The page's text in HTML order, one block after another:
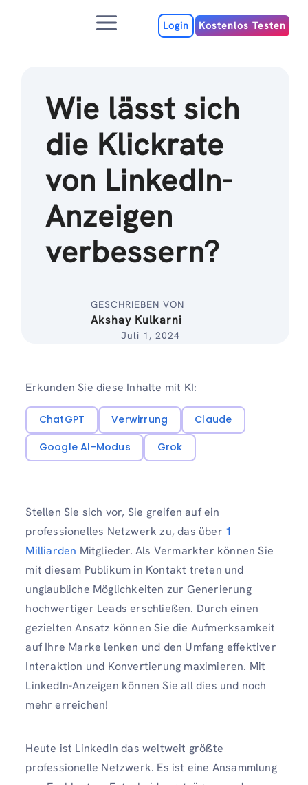
MenuLogin Kostenlos Testen
Wie lässt sich
die Klickrate
von LinkedIn-
Anzeigen
verbessern?
GESCHRIEBEN VON
Akshay Kulkarni
Juli 1, 2024
Erkunden Sie diese Inhalte mit KI:
ChatGPT Verwirrung
Claude
Google AI-Modus
Grok
Stellen Sie sich vor, Sie greifen auf ein
professionelles Netzwerk zu, das über 1
Milliarden Mitglieder. Als Vermarkter können Sie
mit diesem Publikum in Kontakt treten und
unglaubliche Möglichkeiten zur Generierung
hochwertiger Leads erschließen. Durch einen
gezielten Ansatz können Sie die Aufmerksamkeit
auf Ihre Marke lenken und den Umfang effektiver
Interaktion und Konvertierung maximieren. Mit
LinkedIn-Anzeigen können Sie all dies und noch
mehr erreichen!
Heute ist LinkedIn das weltweit größte
professionelle Netzwerk. Es ist eine Ansammlung